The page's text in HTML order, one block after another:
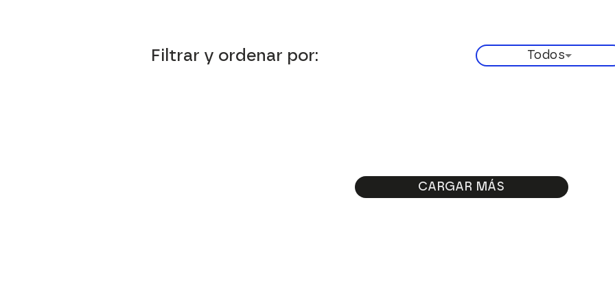
Filtrar y ordenar por: Todos
CARGAR MÁS